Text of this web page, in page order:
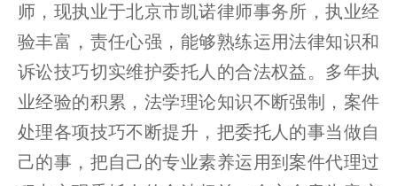
师，现执业于北京市凯诺律师事务所，执业经
验丰富，责任心强，能够熟练运用法律知识和
诉讼技巧切实维护委托人的合法权益。多年执
业经验的积累，法学理论知识不断强制，案件
处理各项技巧不断提升，把委托人的事当做自
己的事，把自己的专业素养运用到案件代理过